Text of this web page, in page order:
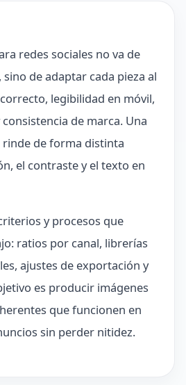
redes sociales no va de
sino de adaptar cada pieza al
legibilidad en móvil,
de marca. Una
de forma distinta
el contraste y el texto en
y procesos que
ratios por canal, librerías
ajustes de exportación y
es producir imágenes
que funcionen en
sin perder nitidez.